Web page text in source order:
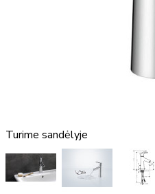
Turime sandėlyje